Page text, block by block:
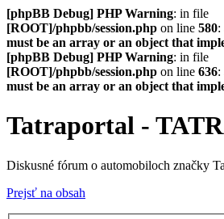
[phpBB Debug] PHP Warning: in file
[ROOT]/phpbb/session.php on line 580:
must be an array or an object that
[phpBB Debug] PHP Warning: in file
[ROOT]/phpbb/session.php on line 636:
must be an array or an object that
Tatraportal -
Diskusné fórum o automobiloch značky
Prejsť na obsah